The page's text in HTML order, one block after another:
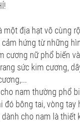
địa hạt vô cùng
hứng từ những
cương nữ phổ biến
sức kim cương,
nam thường phổ
bông tai, vòng
cho nam là thiết